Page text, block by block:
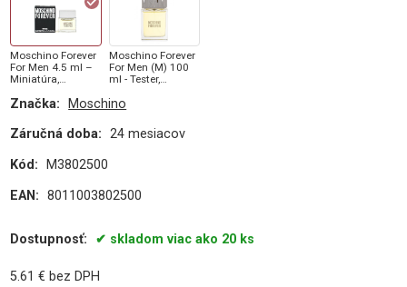
Moschino Forever
For Men 4.5 ml –
Miniatúra,
Moschino Forever
For Men (M) 100
ml - Tester,
Značka:
Moschino
Záručná doba: 24 mesiacov
Kód:
M3802500
EAN: 8011003802500
Dostupnosť: skladom viac ako 20 ks
5.61 € bez DPH